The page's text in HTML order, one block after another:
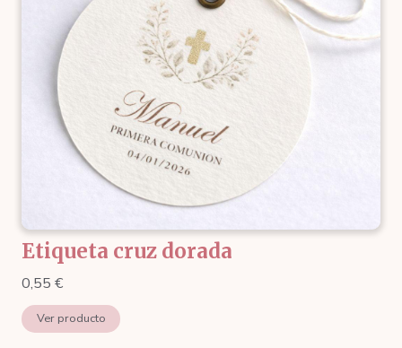
Etiqueta cruz dorada
0,55 €
Ver producto